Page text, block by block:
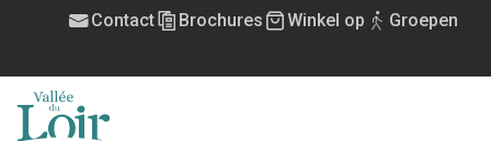
principal
Contact Brochures Winkel op Groepen
Restaurant La Luciole
RESTAURANT LA LUCIOLE
TRADITIONELE KEUKEN